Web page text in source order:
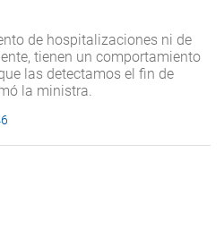
de hospitalizaciones ni de
tienen un comportamiento
las detectamos el fin de
la ministra.